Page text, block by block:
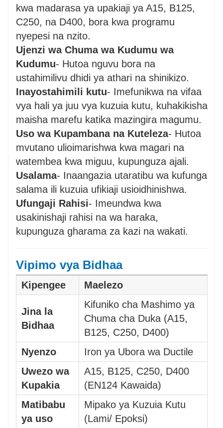
kwa madarasa ya upakiaji ya A15, B125,
C250, na D400, bora kwa programu
nyepesi na nzito.
Ujenzi wa Chuma wa Kudumu wa
Kudumu- Hutoa nguvu bora na
ustahimilivu dhidi ya athari na shinikizo.
Inayostahimili kutu- Imefunikwa na vifaa
vya hali ya juu vya kuzuia kutu, kuhakikisha
maisha marefu katika mazingira magumu.
Uso wa Kupambana na Kuteleza- Hutoa
mvutano ulioimarishwa kwa magari na
watembea kwa miguu, kupunguza ajali.
Usalama- Inaangazia utaratibu wa kufunga
salama ili kuzuia ufikiaji usioidhinishwa.
Ufungaji Rahisi- Imeundwa kwa
usakinishaji rahisi na wa haraka,
kupunguza gharama za kazi na wakati.
Vipimo vya Bidhaa
Kipengee Maelezo
Jina la
Bidhaa
Kifuniko cha Mashimo ya
Chuma cha Duka (A15,
B125, C250, D400)
Nyenzo
Iron ya Ubora wa Ductile
Uwezo wa
Kupakia
A15, B125, C250, D400
(EN124 Kawaida)
Matibabu
ya uso
Mipako ya Kuzuia Kutu
(Lami/ Epoksi)